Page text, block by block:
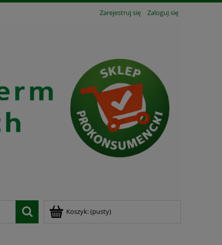
Zarejestruj się Zaloguj się
Koszyk:(pusty)